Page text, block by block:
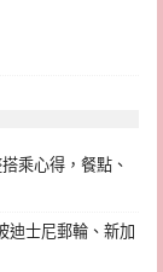
乘心得，餐點、
迪士尼郵輪、新加